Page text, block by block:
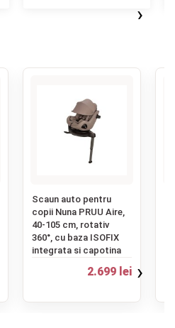
›
Scaun auto pentru
copii Nuna PRUU Aire,
40-105 cm, rotativ
360°, cu baza ISOFIX
integrata si capotina
2.699 lei ›